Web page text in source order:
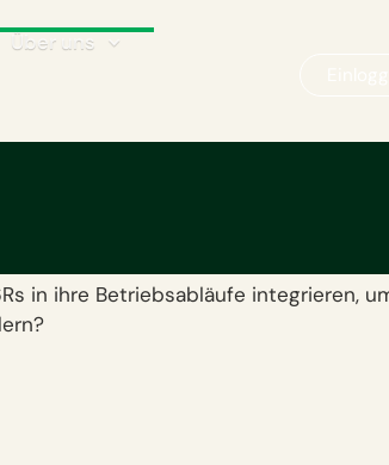
Über uns
in ihre Betriebsabläufe integrieren,